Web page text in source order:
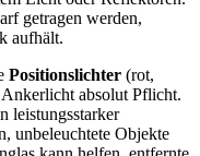
getragen werden,
aufhält.
Positionslichter (rot,
absolut Pflicht.
leistungsstarker
unbeleuchtete Objekte